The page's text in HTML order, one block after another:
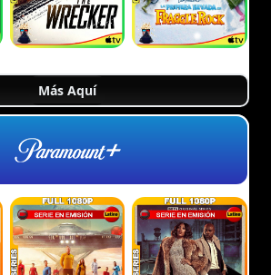
Más Aquí